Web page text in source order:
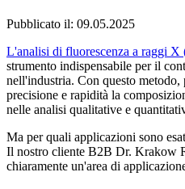
Pubblicato il: 09.05.2025
L'analisi di fluorescenza a raggi
strumento indispensabile per il
nell'industria. Con questo metodo,
precisione e rapidità la
nelle analisi qualitative e
Ma per quali applicazioni sono
Il nostro cliente B2B Dr. Krakow
chiaramente un'area di